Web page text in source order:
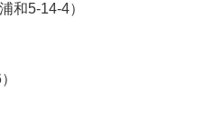
和5-14-4）